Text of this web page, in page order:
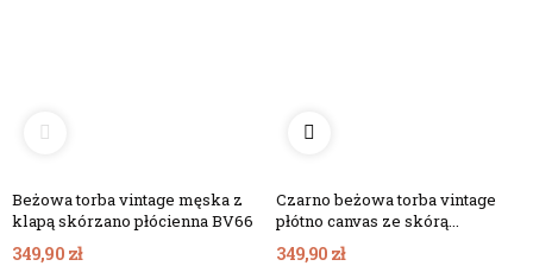
Beżowa torba vintage męska z
klapą skórzano płócienna BV66
349,90 zł
Czarno beżowa torba vintage
płótno canvas ze skórą
naturalną BV65
349,90 zł